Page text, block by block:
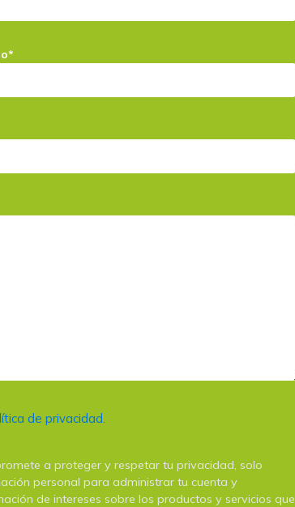
de privacidad.
a proteger y respetar tu privacidad, solo
personal para administrar tu cuenta y
de intereses sobre los productos y servicios que